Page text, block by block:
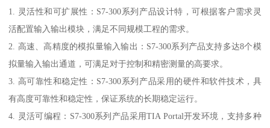
1. 灵活性和可扩展性：S7-300系列产品设计特，可根据客户需求灵
活配置输入输出模块，满足不同规模工程的需求。
2. 高速、高精度的模拟量输入输出：S7-300系列产品支持多达8个模
拟量输入输出通道，可满足对于控制和精密测量的高要求。
3. 高可靠性和稳定性：S7-300系列产品采用的硬件和软件技术，具
有高度可靠性和稳定性，保证系统的长期稳定运行。
4. 灵活可编程：S7-300系列产品采用TIA Portal开发环境，支持多种